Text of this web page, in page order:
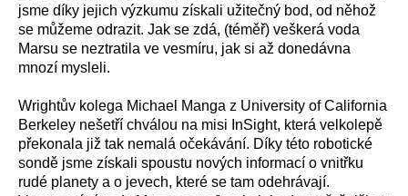
jsme díky jejich výzkumu získali užitečný bod, od něhož
se můžeme odrazit. Jak se zdá, (téměř) veškerá voda
Marsu se neztratila ve vesmíru, jak si až donedávna
mnozí mysleli.
Wrightův kolega Michael Manga z University of California
Berkeley nešetří chválou na misi InSight, která velkolepě
překonala již tak nemalá očekávání. Díky této robotické
sondě jsme získali spoustu nových informací o vnitřku
rudé planety a o jevech, které se tam odehrávají.